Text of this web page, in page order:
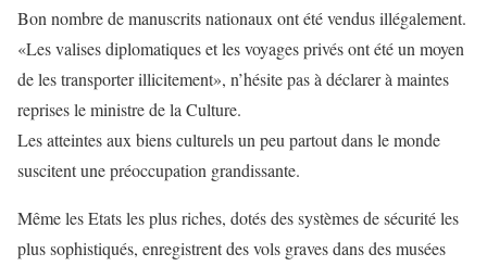
Bon nombre de manuscrits nationaux ont été vendus illégalement.
«Les valises diplomatiques et les voyages privés ont été un moyen
de les transporter illicitement», n’hésite pas à déclarer à maintes
reprises le ministre de la Culture.
Les atteintes aux biens culturels un peu partout dans le monde
suscitent une préoccupation grandissante.
Même les Etats les plus riches, dotés des systèmes de sécurité les
plus sophistiqués, enregistrent des vols graves dans des musées